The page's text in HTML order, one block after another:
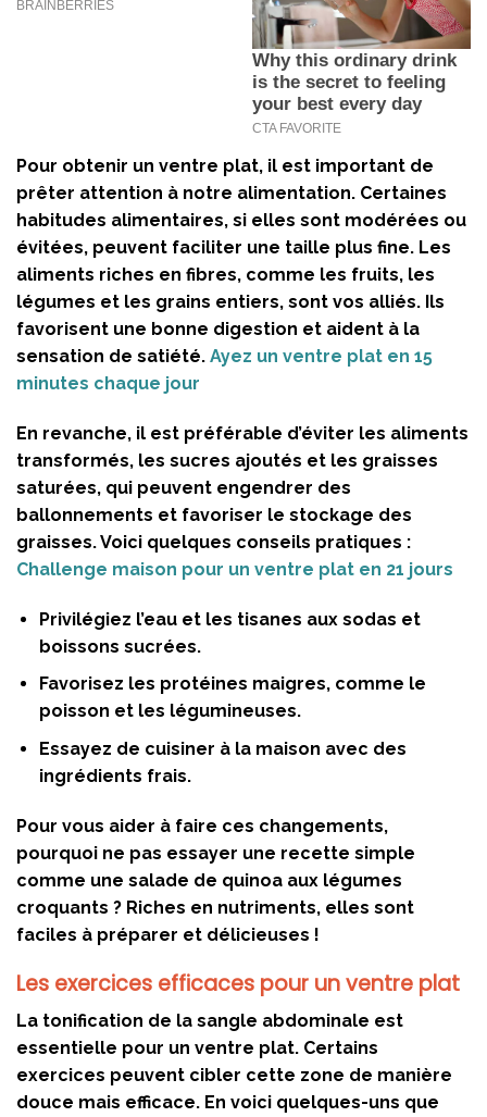
Pour obtenir un ventre plat, il est important de
prêter attention à notre alimentation. Certaines
habitudes alimentaires, si elles sont modérées ou
évitées, peuvent faciliter une taille plus fine. Les
aliments riches en fibres, comme les fruits, les
légumes et les grains entiers, sont vos alliés. Ils
favorisent une bonne digestion et aident à la
sensation de satiété. Ayez un ventre plat en 15
minutes chaque jour
En revanche, il est préférable d’éviter les aliments
transformés, les sucres ajoutés et les graisses
saturées, qui peuvent engendrer des
ballonnements et favoriser le stockage des
graisses. Voici quelques conseils pratiques :
Challenge maison pour un ventre plat en 21 jours
Privilégiez l’eau et les tisanes aux sodas et
boissons sucrées.
Favorisez les protéines maigres, comme le
poisson et les légumineuses.
Essayez de cuisiner à la maison avec des
ingrédients frais.
Pour vous aider à faire ces changements,
pourquoi ne pas essayer une recette simple
comme une salade de quinoa aux légumes
croquants ? Riches en nutriments, elles sont
faciles à préparer et délicieuses !
Les exercices efficaces pour un ventre plat
La tonification de la sangle abdominale est
essentielle pour un ventre plat. Certains
exercices peuvent cibler cette zone de manière
douce mais efficace. En voici quelques-uns que